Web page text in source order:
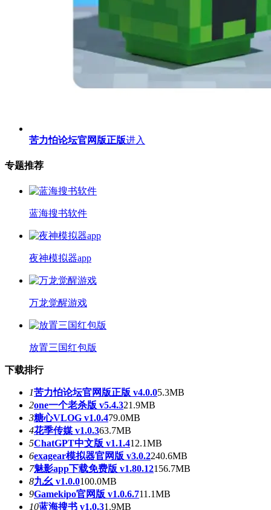
苦力怕论坛官网版正版进入
专题推荐
蓝海搜书软件
夜神模拟器app
万龙觉醒游戏
放置三国红包版
下载排行
1苦力怕论坛官网版正版 v4.0.05.3MB
2one一个老杀版 v5.4.321.9MB
3糖心VLOG v1.0.479.0MB
4花季传媒 v1.0.363.7MB
5ChatGPT中文版 v1.1.412.1MB
6exagear模拟器官网版 v3.0.2240.6MB
7魅影app下载免费版 v1.80.12156.7MB
8九幺 v1.0.0100.0MB
9Gamekipo官网版 v1.0.6.711.1MB
10蓝海搜书 v1.0.31.9MB